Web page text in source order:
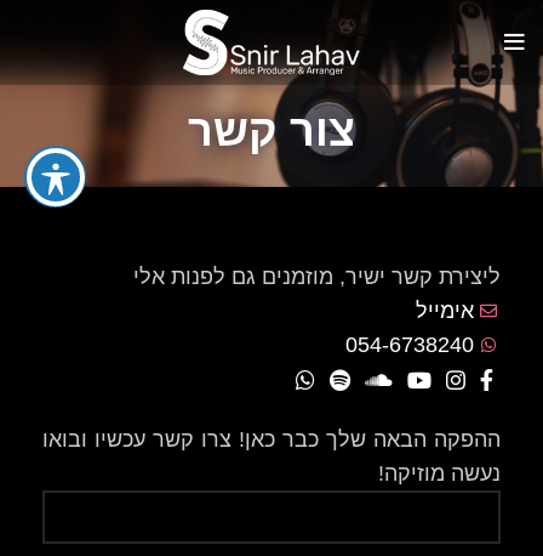
צור קשר
ליצירת קשר ישיר, מוזמנים גם לפנות אלי
אימייל
054-6738240
ההפקה הבאה שלך כבר כאן! צרו קשר עכשיו ובואו
נעשה מוזיקה!